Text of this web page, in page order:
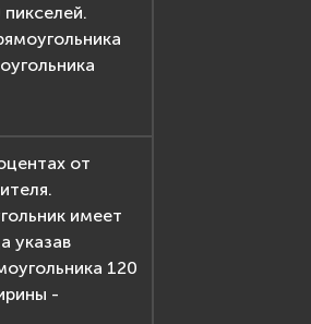
от
имеет
указав
120
-